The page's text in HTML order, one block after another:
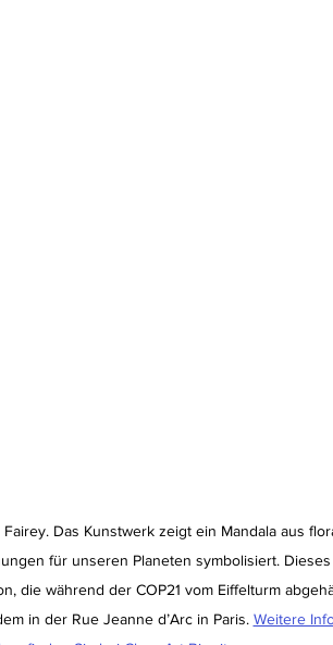
Das Kunstwerk zeigt ein Mandala aus
für unseren Planeten symbolisiert.
die während der COP21 vom Eiffelturm
in der Rue Jeanne d’Arc in Paris. Weitere